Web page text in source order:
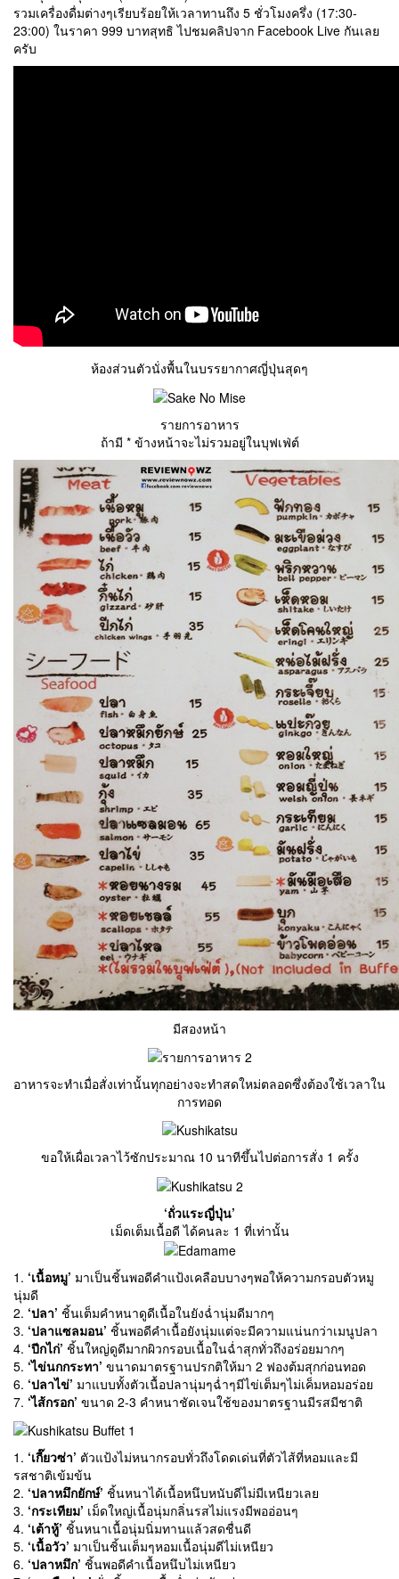
รวมเครื่องดื่มต่างๆเรียบร้อยให้เวลาทานถึง 5 ชั่วโมงครึ่ง (17:30-
23:00) ในราคา 999 บาทสุทธิ ไปชมคลิปจาก Facebook Live กันเลย
ครับ
ห้องส่วนตัวนั่งพื้นในบรรยากาศญี่ปุ่นสุดๆ
รายการอาหาร
ถ้ามี * ข้างหน้าจะไม่รวมอยู่ในบุฟเฟ่ต์
มีสองหน้า
อาหารจะทำเมื่อสั่งเท่านั้นทุกอย่างจะทำสดใหม่ตลอดซึ่งต้องใช้เวลาใน
การทอด
ขอให้เผื่อเวลาไว้ซักประมาณ 10 นาทีขึ้นไปต่อการสั่ง 1 ครั้ง
‘ถั่วแระญี่ปุ่น’
เม็ดเต็มเนื้อดี ได้คนละ 1 ที่เท่านั้น
1. ‘เนื้อหมู’ มาเป็นชิ้นพอดีคำแป้งเคลือบบางๆพอให้ความกรอบตัวหมู
นุ่มดี
2. ‘ปลา’ ชิ้นเต็มคำหนาดูดีเนื้อในยังฉ่ำนุ่มดีมากๆ
3. ‘ปลาแซลมอน’ ชิ้นพอดีคำเนื้อยังนุ่มแต่จะมีความแน่นกว่าเมนูปลา
4. ‘ปีกไก่’ ชิ้นใหญ่ดูดีมากผิวกรอบเนื้อในฉ่ำสุกทั่วถึงอร่อยมากๆ
5. ‘ไข่นกกระทา’ ขนาดมาตรฐานปรกติให้มา 2 ฟองต้มสุกก่อนทอด
6. ‘ปลาไข่’ มาแบบทั้งตัวเนื้อปลานุ่มๆฉ่ำๆมีไข่เต็มๆไม่เค็มหอมอร่อย
7. ‘ไส้กรอก’ ขนาด 2-3 คำหนาชัดเจนใช้ของมาตรฐานมีรสมีชาติ
1. ‘เกี๊ยวซ่า’ ตัวแป้งไม่หนากรอบทั่วถึงโดดเด่นที่ตัวไส้ที่หอมและมี
รสชาติเข้มข้น
2. ‘ปลาหมึกยักษ์’ ชิ้นหนาได้เนื้อหนึบหนับดีไม่มีเหนียวเลย
3. ‘กระเทียม’ เม็ดใหญ่เนื้อนุ่มกลิ่นรสไม่แรงมีพออ่อนๆ
4. ‘เต้าหู้’ ชิ้นหนาเนื้อนุ่มนิ่มทานแล้วสดชื่นดี
5. ‘เนื้อวัว’ มาเป็นชิ้นเต็มๆหอมเนื้อนุ่มดีไม่เหนียว
6. ‘ปลาหมึก’ ชิ้นพอดีคำเนื้อหนึบไม่เหนียว